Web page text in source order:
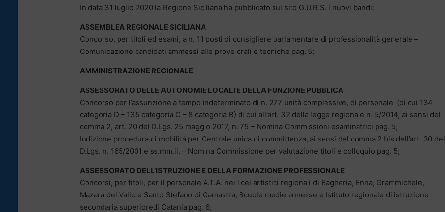
In data 31 luglio 2020 la Regione Siciliana ha pubblicato sul sito G.U.R.S. i nuovi bandi:
ASSEMBLEA REGIONALE SICILIANA
Concorso, per titoli ed esami, a n. 11 posti di consigliere parlamentare di professionalità generale –
Comunicazione candidati ammessi alle prove orali e tecniche pag. 5;
AMMINISTRAZIONE REGIONALE
ASSESSORATO DELLE AUTONOMIE LOCALI E DELLA FUNZIONE PUBBLICA
Concorso per l’assunzione a tempo indeterminato di n. 277 unità complessive, di personale, (di cui 134
categoria D – 135 categoria C – 8 categoria B) di cui all’art. 32 della legge regionale n. 5/2014, ai sensi del
comma 2, art. 20 del D.Lgs. 25 maggio 2017, n. 75 – Nomina Commissioni esaminatrici pag. 5;
Indizione procedura di mobilità per Centrale unica di committenza, ai sensi del comma 2 bis dell’art. 30 del
D.Lgs. n. 165/2001 e ss.mm.ii. – Nomina Commissione per valutazione titoli e colloquio pag. 5;
ASSESSORATO DELL’ISTRUZIONE E DELLA FORMAZIONE PROFESSIONALE
Concorsi, per titoli, per il personale A.T.A. nei licei artistici regionali di Bagheria, Enna, Grammichele,
Mazara del Vallo e Santo Stefano di Camastra, Scuole medie annesse e Istituto regionale di istruzione
secondaria superioredi Catania pag. 6;